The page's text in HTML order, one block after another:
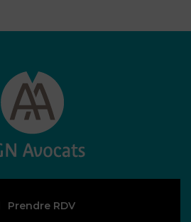
Prendre RDV